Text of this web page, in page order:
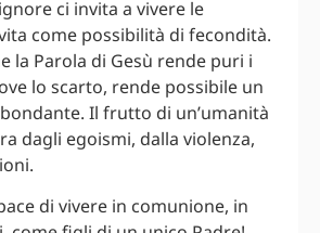
ci invita a vivere le
come possibilità di fecondità.
la Parola di Gesù rende puri i
lo scarto, rende possibile un
Il frutto di un’umanità
dagli egoismi, dalla violenza,
di vivere in comunione, in